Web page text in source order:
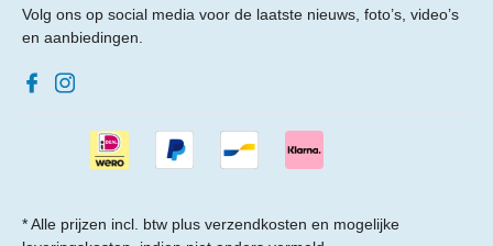
Volg ons op social media voor de laatste nieuws, foto’s, video’s
en aanbiedingen.
* Alle prijzen incl. btw plus verzendkosten en mogelijke